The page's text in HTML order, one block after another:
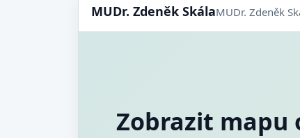
MUDr. Zdeněk SkálaMUDr. Zdeněk
Zobrazit mapu